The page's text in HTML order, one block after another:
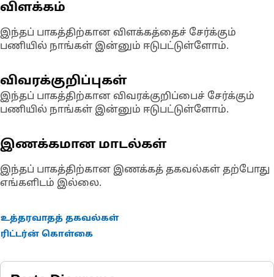
விளக்கம்
இந்தப் பாகத்திற்கான விளக்கத்தைச் சேர்க்கும்
பணியில் நாங்கள் இன்னும் ஈடுபட்டுள்ளோம்.
விவரக்குறிப்புகள்
இந்தப் பாகத்திற்கான விவரக்குறிப்பைச் சேர்க்கும்
பணியில் நாங்கள் இன்னும் ஈடுபட்டுள்ளோம்.
இணக்கமான மாடல்கள்
இந்தப் பாகத்திற்கான இணக்கத் தகவல்கள் தற்போது
எங்களிடம் இல்லை.
உத்தரவாதத் தகவல்கள்
ரிட்டர்ன் கொள்கை